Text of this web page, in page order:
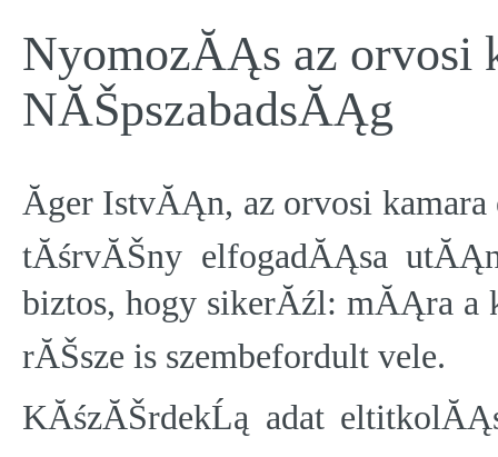
NyomozĂĄs az orvosi
NĂŠpszabadsĂĄg
Ăger IstvĂĄn, az orvosi
tĂśrvĂŠny elfogadĂĄsa
biztos, hogy sikerĂźl: mĂĄra a
rĂŠsze is szembefordult vele.
KĂśzĂŠrdekĹą adat